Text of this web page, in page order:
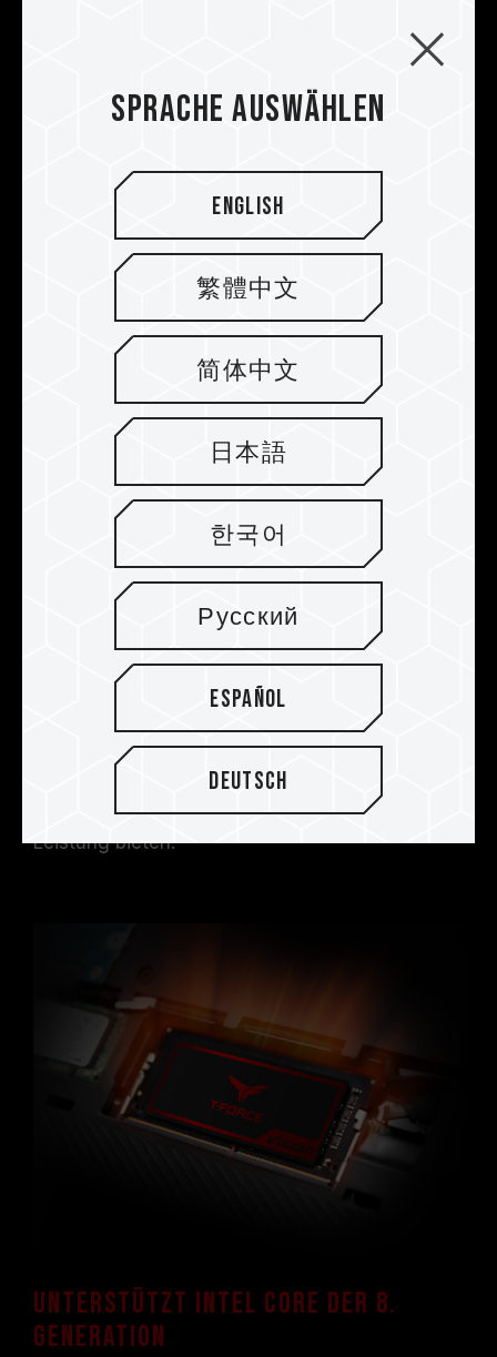
normalen Spannungsbedingungen getestet.
Bei Problemen mit dem Prozessor oder dem
jeweiligen Kundendienst des Prozessor- oder
Motherboard-Herstellers.
Superdünner Graphen-Kupfer-
Folien-Heizspreizer
Nach dem Testen unzähliger verschiedener
Proportionen von Kombinationen aus Graphen
und Kupferfolie hat das F&E-Team von
TEAMGROUP schließlich einen speziellen
ultradünnen Graphen-Kupferfolien-
Heatspreader entwickelt. Lange und strenge
Tests und Burn-in-Tests haben bewiesen, dass
er einen Kühlungseffekt von 6% bieten kann. In
einem geschlossenen Raum kann VULCAN die
Stabilität bei niedrigen Temperaturen
aufrechterhalten und gleichzeitig eine hohe
Leistung bieten.
Unterstützt Intel Core der 8.
Generation
Sprache auswählen
English
繁體中文
简体中文
日本語
한국어
Русский
Español
Deutsch